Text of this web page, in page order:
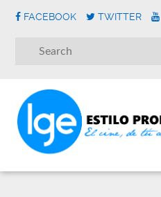
FACEBOOK TWITTER